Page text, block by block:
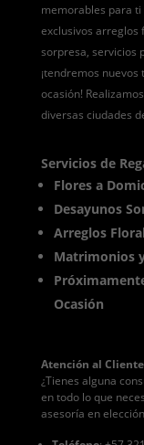
memorables para
exclusivos arreglos
sorpresa, servicios
¡tendremos
ocasión!
diversas ciudades
Servicios de
Flores a
Desayunos
Arreglos
Matrimonios
Ocasión
Atención al Cliente
¿Tienes alguna
en todo lo que
asesoría en